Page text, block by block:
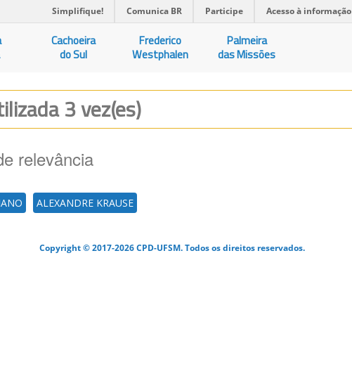
Simplifique! Comunica BR Participe Acesso à informação
Cachoeira
do Sul
Frederico
Westphalen
Palmeira
das Missões
3 vez(es)
relevância
ALEXANDRE KRAUSE
Copyright © 2017-2026 CPD-UFSM. Todos os direitos reservados.